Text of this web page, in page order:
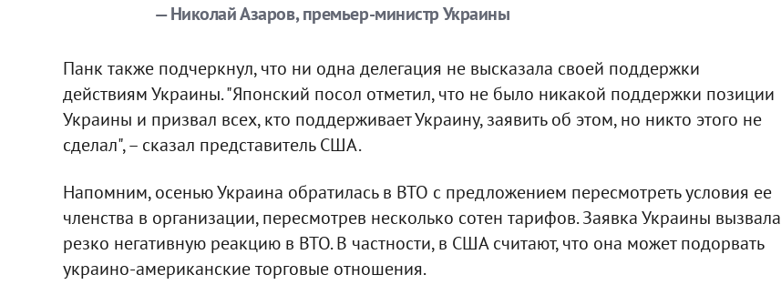
— Николай Азаров, премьер-министр Украины
Панк также подчеркнул, что ни одна делегация не высказала своей поддержки
действиям Украины. "Японский посол отметил, что не было никакой поддержки позиции
Украины и призвал всех, кто поддерживает Украину, заявить об этом, но никто этого не
сделал", – сказал представитель США.
Напомним, осенью Украина обратилась в ВТО с предложением пересмотреть условия ее
членства в организации, пересмотрев несколько сотен тарифов. Заявка Украины вызвала
резко негативную реакцию в ВТО. В частности, в США считают, что она может подорвать
украино-американские торговые отношения.